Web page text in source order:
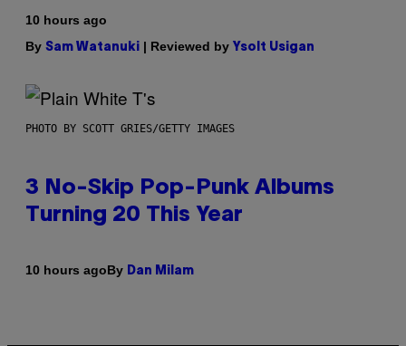
10 hours ago
By Sam Watanuki | Reviewed by Ysolt Usigan
PHOTO BY SCOTT GRIES/GETTY IMAGES
3 No-Skip Pop-Punk Albums
Turning 20 This Year
10 hours agoBy Dan Milam